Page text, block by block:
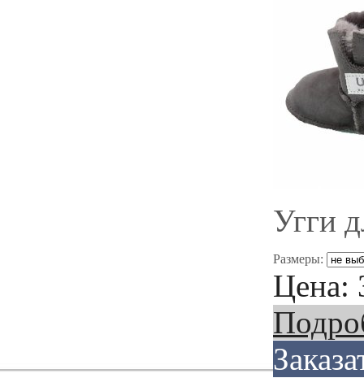
Угги
Размеры:
Цена: